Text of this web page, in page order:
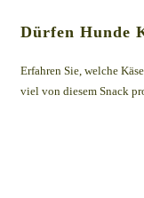
Dürfen Hunde
Erfahren Sie, welche
viel von diesem Snack